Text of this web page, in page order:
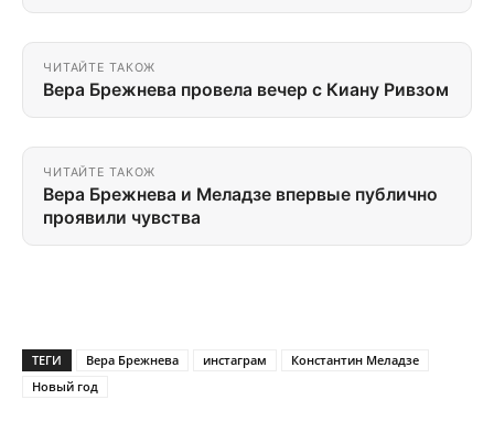
ЧИТАЙТЕ ТАКОЖ
Вера Брежнева провела вечер с Киану Ривзом
ЧИТАЙТЕ ТАКОЖ
Вера Брежнева и Меладзе впервые публично
проявили чувства
ТЕГИ Вера Брежнева инстаграм
Константин Меладзе
Новый год